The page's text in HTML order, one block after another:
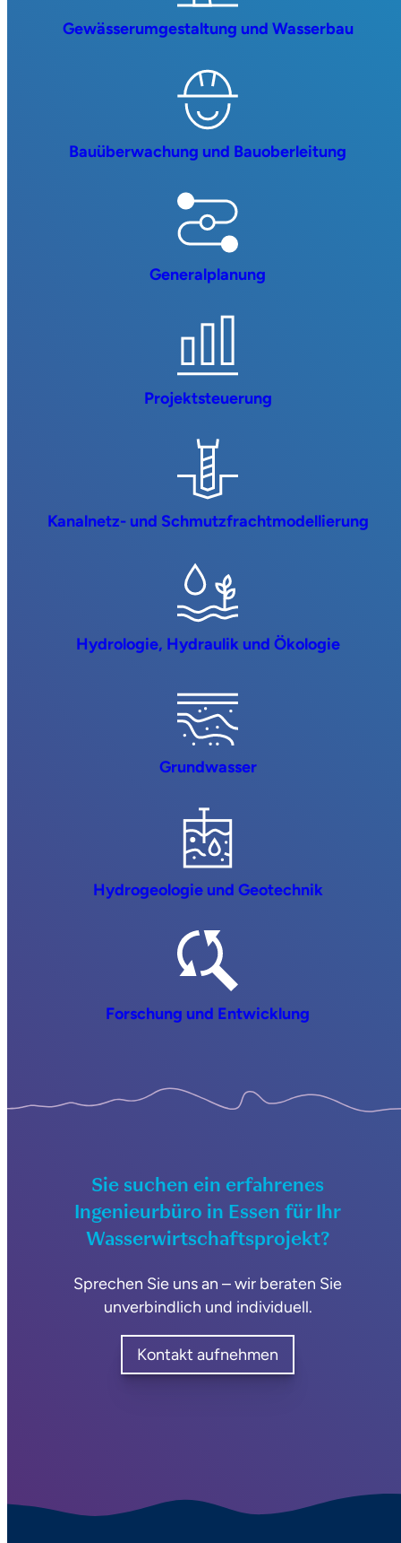
Gewässerumgestaltung und Wasserbau
Bauüberwachung und Bauoberleitung
Generalplanung
Projektsteuerung
Kanalnetz- und Schmutzfrachtmodellierung
Hydrologie, Hydraulik und Ökologie
Grundwasser
Hydrogeologie und Geotechnik
Forschung und Entwicklung
Sie suchen ein erfahrenes
Ingenieurbüro in Essen für Ihr
Wasserwirtschaftsprojekt?
Sprechen Sie uns an – wir beraten Sie
unverbindlich und individuell.
Kontakt aufnehmen